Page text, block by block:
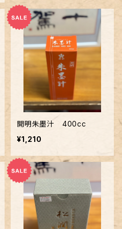
開明朱墨汁 400cc
¥1,210